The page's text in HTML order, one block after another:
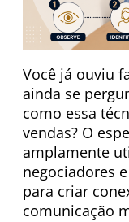
Você já ouviu
ainda se
como essa
vendas? O
amplamente
negociadores
para criar
comunicação